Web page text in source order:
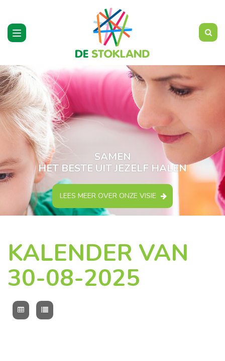
Toggle
navigation
SAMEN
HET BESTE UIT JEZELF HALEN
LEES MEER OVER ONZE VISIE
KALENDER VAN
30-08-2025